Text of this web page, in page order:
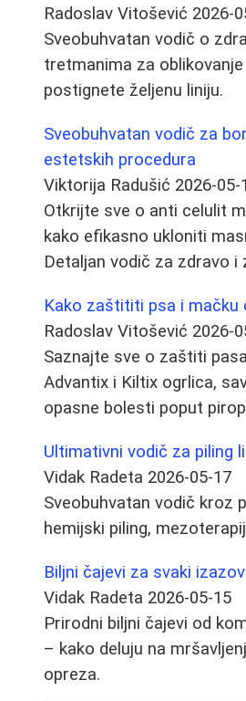
Radoslav Vitošević 2026-
Sveobuhvatan vodič o
tretmanima za
postignete željenu liniju.
Sveobuhvatan vodič za
estetskih procedura
Viktorija Radušić 2026-05-
Otkrijte sve o anti celulit
kako efikasno ukloniti
Detaljan vodič za zdravo i
Kako zaštititi psa i mačku
Radoslav Vitošević 2026-
Saznajte sve o zaštiti
Advantix i Kiltix ogrlica,
opasne bolesti poput
Ultimativni vodič za piling
Vidak Radeta 2026-05-17
Sveobuhvatan vodič kroz
hemijski piling,
Biljni čajevi za svaki
Vidak Radeta 2026-05-15
Prirodni biljni čajevi od
– kako deluju na
opreza.